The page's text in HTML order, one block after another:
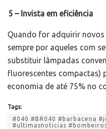
5 – Invista em eficiência
Quando for adquirir
sempre por aqueles com
substituir lâmpadas
fluorescentes compactas)
economia de até 75% no
Tags:
#040 #BR040 #barbacena
#ultimasnoticias